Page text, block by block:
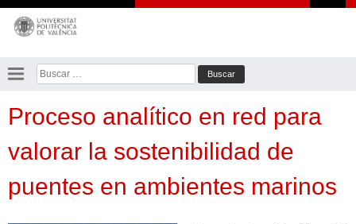
Saltar
contenido
Buscar:
Proceso analítico en red para
valorar la sostenibilidad de
puentes en ambientes marinos